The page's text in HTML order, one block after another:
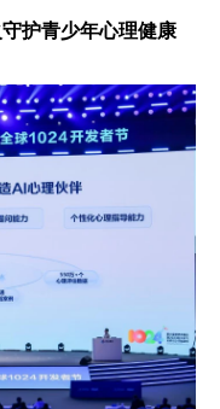
护青少年心理健康